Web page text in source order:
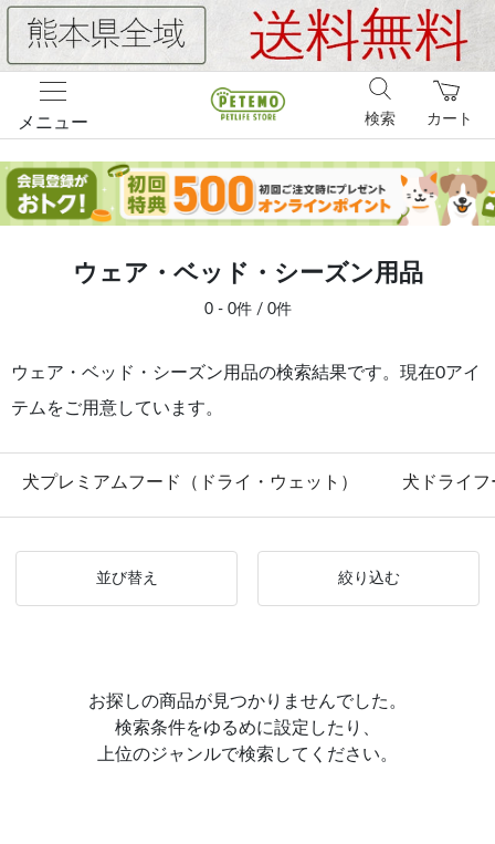
メニュー カート
検索
ウェア・ベッド・シーズン用品
0 - 0件 / 0件
ウェア・ベッド・シーズン用品の検索結果です。現在0アイ
テムをご用意しています。
犬プレミアムフード（ドライ・ウェット） 犬ドライフ
並び替え 絞り込む
お探しの商品が見つかりませんでした。
検索条件をゆるめに設定したり、
上位のジャンルで検索してください。